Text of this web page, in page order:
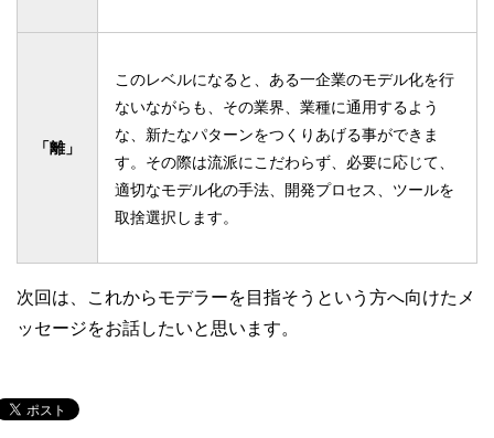
「離」
このレベルになると、ある一企業のモデル化を行
ないながらも、その業界、業種に通用するよう
な、新たなパターンをつくりあげる事ができま
す。その際は流派にこだわらず、必要に応じて、
適切なモデル化の手法、開発プロセス、ツールを
取捨選択します。
次回は、これからモデラーを目指そうという方へ向けたメ
ッセージをお話したいと思います。